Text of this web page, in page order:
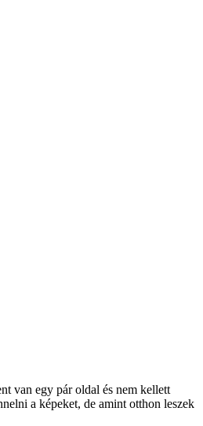
van egy pár oldal és nem kellett
a képeket, de amint otthon leszek